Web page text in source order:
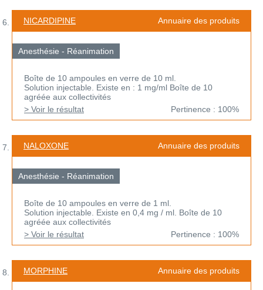
NICARDIPINE Annuaire des produits
Anesthésie - Réanimation
Boîte de 10 ampoules en verre de 10 ml.
Solution injectable. Existe en : 1 mg/ml Boîte de 10
agréée aux collectivités
> Voir le résultat
Pertinence : 100%
NALOXONE Annuaire des produits
Anesthésie - Réanimation
Boîte de 10 ampoules en verre de 1 ml.
Solution injectable. Existe en 0,4 mg / ml. Boîte de 10
agréée aux collectivités
> Voir le résultat
Pertinence : 100%
MORPHINE Annuaire des produits